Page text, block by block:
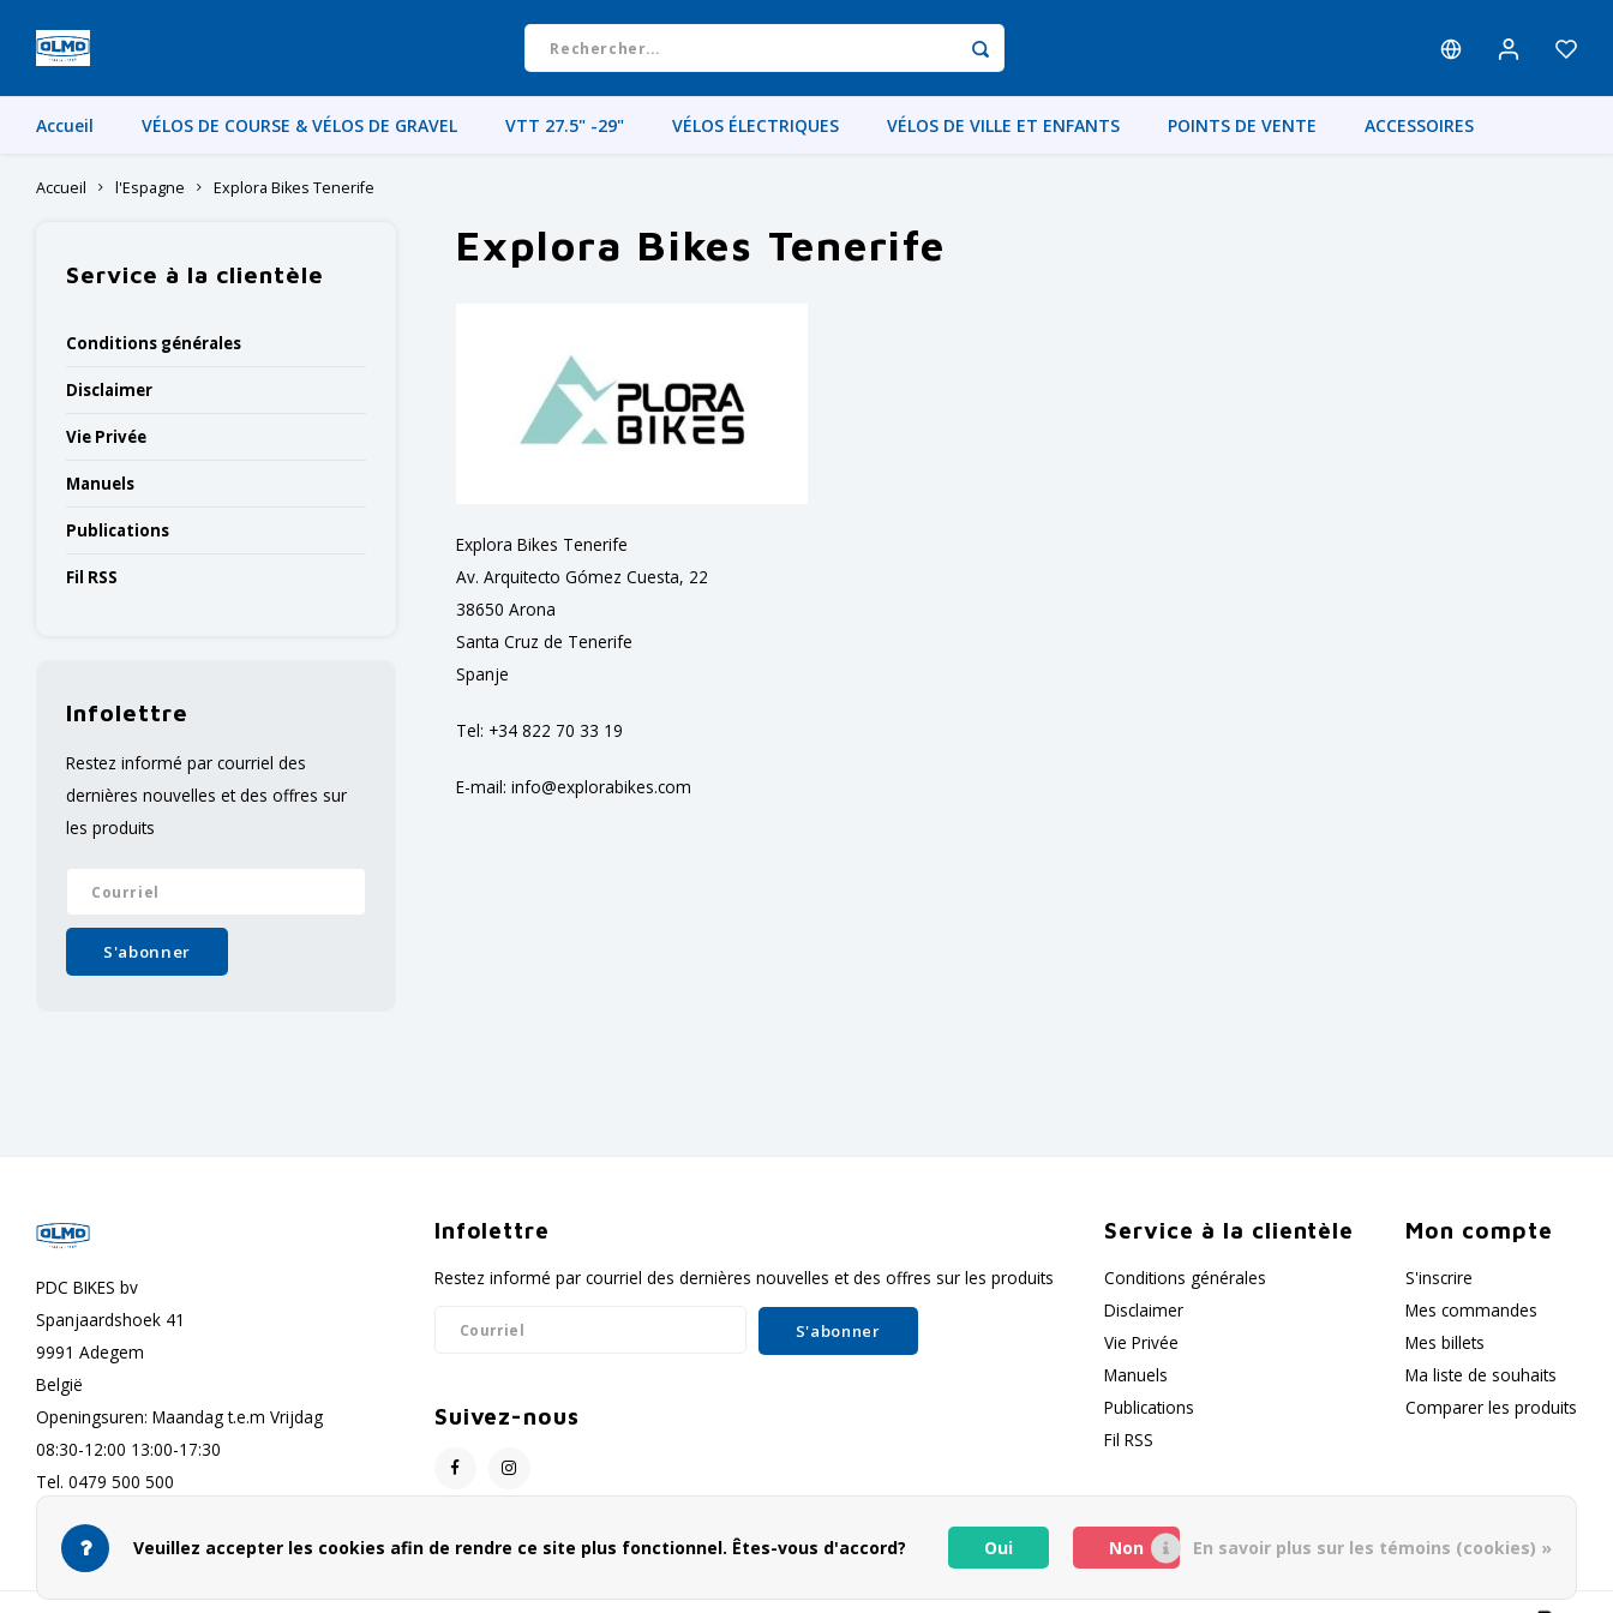
Accueil VÉLOS DE COURSE & VÉLOS DE GRAVEL VTT 27.5" -29" VÉLOS ÉLECTRIQUES VÉLOS DE VILLE ET ENFANTS POINTS DE VENTE ACCESSOIRES
Accueil l'Espagne Explora Bikes Tenerife
Service à la clientèle
Conditions générales
Disclaimer
Vie Privée
Manuels
Publications
Fil RSS
Infolettre
Restez informé par courriel des
dernières nouvelles et des offres sur
les produits
S'abonner
Explora Bikes Tenerife
Explora Bikes Tenerife
Av. Arquitecto Gómez Cuesta, 22
38650 Arona
Santa Cruz de Tenerife
Spanje
Tel: +34 822 70 33 19
E-mail: info@explorabikes.com
PDC BIKES bv
Spanjaardshoek 41
9991 Adegem
België
Openingsuren: Maandag t.e.m Vrijdag
08:30-12:00 13:00-17:30
Tel. 0479 500 500
Infolettre
Restez informé par courriel des dernières nouvelles et des offres sur les produits
S'abonner
Suivez-nous
Service à la clientèle
Conditions générales
Disclaimer
Vie Privée
Manuels
Publications
Fil RSS
Mon compte
S'inscrire
Mes commandes
Mes billets
Ma liste de souhaits
Comparer les produits
Veuillez accepter les cookies afin de rendre ce site plus fonctionnel. Êtes-vous d'accord? Oui Non En savoir plus sur les témoins (cookies) »